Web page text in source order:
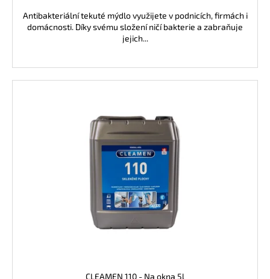
Antibakteriální tekuté mýdlo využijete v podnicích, firmách i
domácnosti. Díky svému složení ničí bakterie a zabraňuje
jejich...
CLEAMEN 110 - Na okna 5l